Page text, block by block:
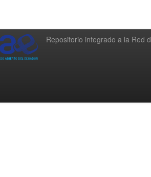
Repositorio integrado a la Red